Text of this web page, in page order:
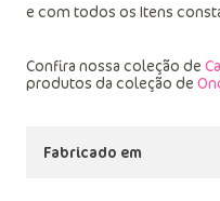
e com todos os Itens
Confira nossa coleção de
produtos da coleção de
Fabricado em